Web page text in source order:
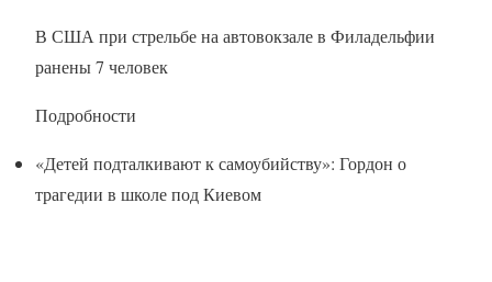
В США при стрельбе на автовокзале в Филадельфии
ранены 7 человек
Подробности
«Детей подталкивают к самоубийству»: Гордон о
трагедии в школе под Киевом